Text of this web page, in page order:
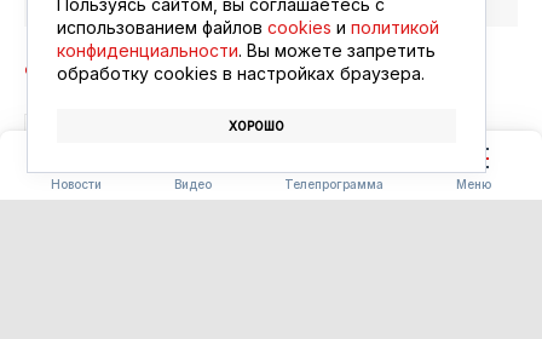
Новости Видео Телепрограмма Меню
ПРОГНОЗ ПОГОДЫ
Пользуясь сайтом, вы соглашаетесь с
использованием файлов cookies и политикой
конфиденциальности. Вы можете запретить
обработку сookies в настройках браузера.
ХОРОШО